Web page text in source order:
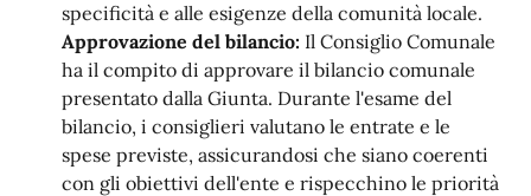
specificità e alle esigenze della comunità locale.
Approvazione del bilancio: Il Consiglio Comunale
ha il compito di approvare il bilancio comunale
presentato dalla Giunta. Durante l'esame del
bilancio, i consiglieri valutano le entrate e le
spese previste, assicurandosi che siano coerenti
con gli obiettivi dell'ente e rispecchino le priorità